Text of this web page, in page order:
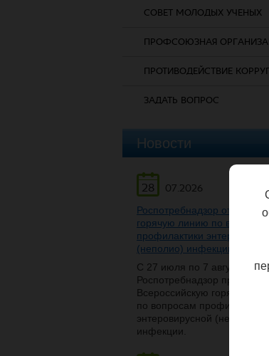
СОВЕТ МОЛОДЫХ УЧЕНЫХ
ПРОФСОЮЗНАЯ
ПРОТИВОДЕЙСТВИЕ
ЗАДАТЬ ВОПРОС
Новости
28
07.2026
Роспотребнадзор открывает
горячую линию по вопросам
профилактики
(неполио) инфекции
С 27 июля по 7 августа
Роспотребнадзор проведет
Всероссийскую горячую
по вопросам профилактики
энтеровирусной (неполио)
инфекции.